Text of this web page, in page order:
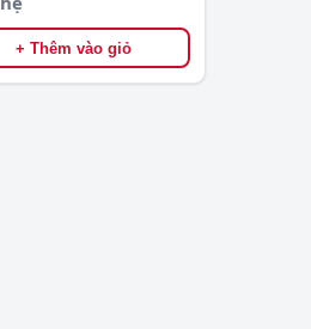
+ Thêm vào giỏ